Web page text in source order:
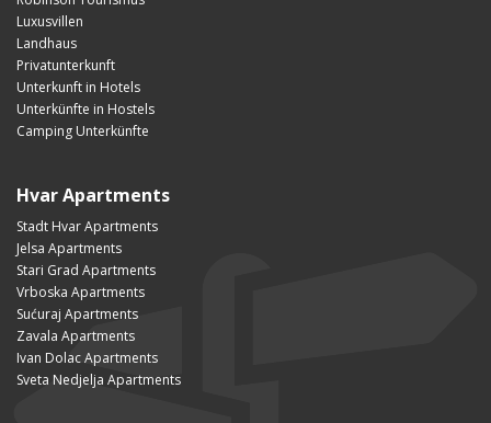
Luxusvillen
Landhaus
Privatunterkunft
Unterkunft in Hotels
Unterkünfte in Hostels
Camping Unterkünfte
Hvar Apartments
Stadt Hvar Apartments
Jelsa Apartments
Stari Grad Apartments
Vrboska Apartments
Sućuraj Apartments
Zavala Apartments
Ivan Dolac Apartments
Sveta Nedjelja Apartments